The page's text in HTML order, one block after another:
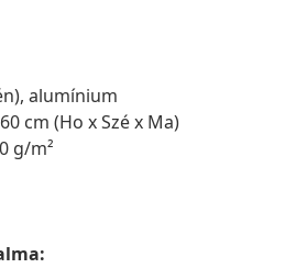
alumínium
cm (Ho x Szé x Ma)
g/m²